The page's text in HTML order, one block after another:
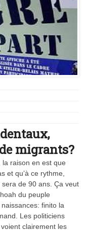
migrants?
la raison en est que
et qu’à ce rythme,
sera de 90 ans. Ça veut
du peuple
finito la
Les politiciens
clairement les